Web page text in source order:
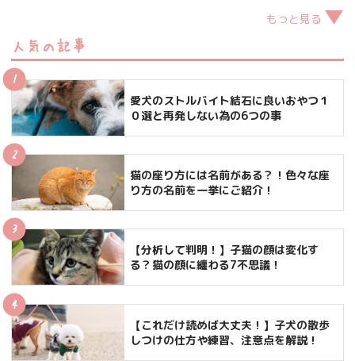
もっと見る
人気の記事
愛犬のストルバイト結石に良いおやつ１
０選と再発しない為の6つの事
猫の座り方には名前がある？！色々な座
り方の名前を一挙にご紹介！
【分析して判明！】子猫の顔は変化す
る？猫の顔に纏わる7不思議！
【これだけ読めば大丈夫！】子犬の散歩
しつけの仕方や練習、注意点を解説！